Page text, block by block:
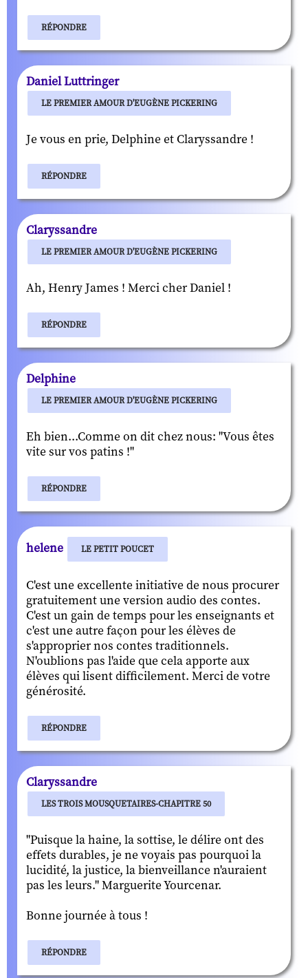
RÉPONDRE
Daniel Luttringer
LE PREMIER AMOUR D'EUGÈNE PICKERING
Je vous en prie, Delphine et Claryssandre !
RÉPONDRE
Claryssandre
LE PREMIER AMOUR D'EUGÈNE PICKERING
Ah, Henry James ! Merci cher Daniel !
RÉPONDRE
Delphine
LE PREMIER AMOUR D'EUGÈNE PICKERING
Eh bien...Comme on dit chez nous: "Vous êtes
vite sur vos patins !"
RÉPONDRE
helene LE PETIT POUCET
C'est une excellente initiative de nous procurer
gratuitement une version audio des contes.
C'est un gain de temps pour les enseignants et
c'est une autre façon pour les élèves de
s'approprier nos contes traditionnels.
N'oublions pas l'aide que cela apporte aux
élèves qui lisent difficilement. Merci de votre
générosité.
RÉPONDRE
Claryssandre
LES TROIS MOUSQUETAIRES-CHAPITRE 50
"Puisque la haine, la sottise, le délire ont des
effets durables, je ne voyais pas pourquoi la
lucidité, la justice, la bienveillance n'auraient
pas les leurs." Marguerite Yourcenar.
Bonne journée à tous !
RÉPONDRE